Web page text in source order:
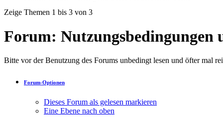
Zeige Themen 1 bis 3 von 3
Forum: Nutzungsbedingungen
Bitte vor der Benutzung des Forums unbedingt lesen und öfter mal
Forum-Optionen
Dieses Forum als gelesen markieren
Eine Ebene nach oben